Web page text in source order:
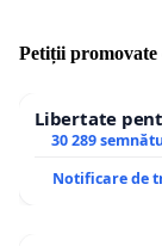
Petiții
Libertate
30 289
Notificare de